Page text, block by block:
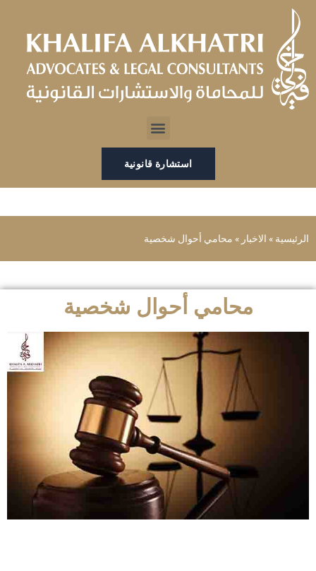
تخطي
المحتوى
Menu
استشارة قانونية
الرئيسية » الاخبار » محامي أحوال شخصية
محامي أحوال شخصية